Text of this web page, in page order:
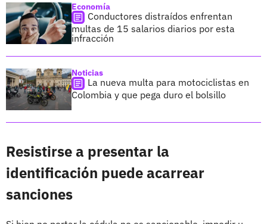
Economía
Conductores distraídos enfrentan
multas de 15 salarios diarios por esta
infracción
Noticias
La nueva multa para motociclistas en
Colombia y que pega duro el bolsillo
Resistirse a presentar la
identificación puede acarrear
sanciones